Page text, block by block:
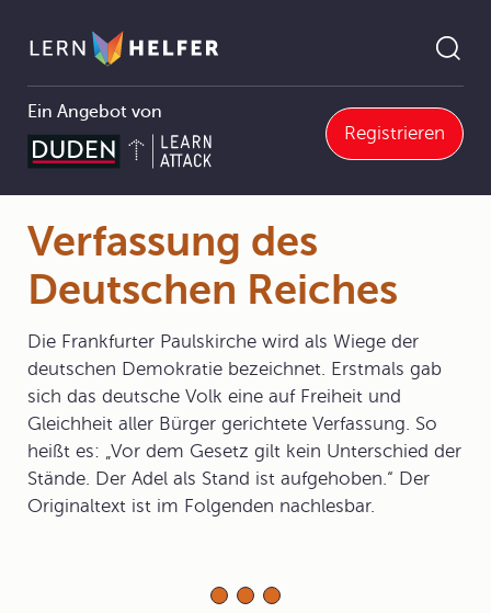
Ein Angebot von
Registrieren
Pfadnavigation
8.4.2 Die Revolution in Deutschland Verfassung des Deutschen Reiches
Verfassung des
Deutschen Reiches
Die Frankfurter Paulskirche wird als Wiege der
deutschen Demokratie bezeichnet. Erstmals gab
sich das deutsche Volk eine auf Freiheit und
Gleichheit aller Bürger gerichtete Verfassung. So
heißt es: „Vor dem Gesetz gilt kein Unterschied der
Stände. Der Adel als Stand ist aufgehoben.“ Der
Originaltext ist im Folgenden nachlesbar.